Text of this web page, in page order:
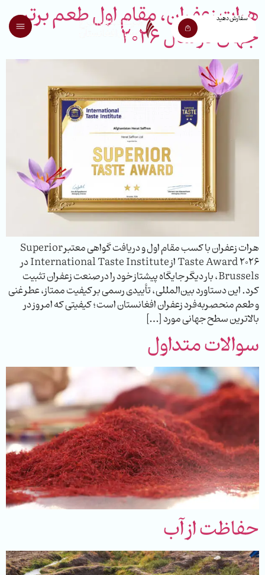
سفارش دهید
هرات زعفران، مقام اول طعم برتر
جهان در سال 2026
هرات زعفران با کسب مقام اول و دریافت گواهی معتبر Superior
Taste Award 2026 از International Taste Institute در
Brussels، بار دیگر جایگاه پیشتاز خود را در صنعت زعفران تثبیت
کرد. این دستاورد بین‌المللی، تأییدی رسمی بر کیفیت ممتاز، عطر غنی
و طعم منحصربه‌فرد زعفران افغانستان است؛ کیفیتی که امروز در
بالاترین سطح جهانی مورد […]
سوالات متداول
حفاظت از آب